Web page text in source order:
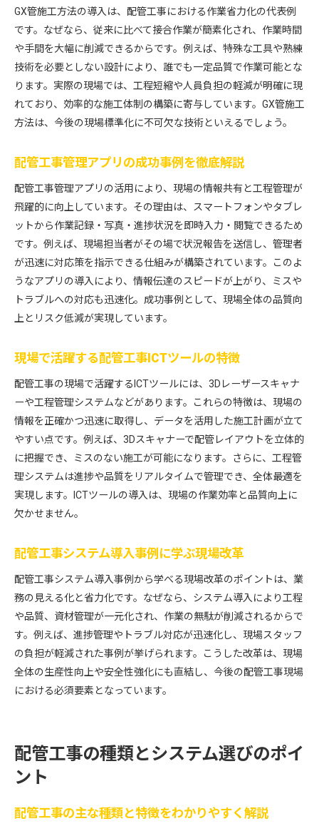
GX管施工方法の導入は、配管工事における作業省力化の代表例
です。なぜなら、従来に比べて接合作業が簡素化され、作業時間
や手間を大幅に削減できるからです。例えば、特殊な工具や熟練
技術を必要としない設計により、誰でも一定品質で作業可能とな
ります。実際の現場では、工程短縮や人員負担の軽減が明確に現
れており、効率的な施工体制の構築に寄与しています。GX管施工
方法は、今後の現場標準化に不可欠な技術といえるでしょう。
配管工事管理アプリの成功事例を徹底解説
配管工事管理アプリの活用により、現場の情報共有と工程管理が
飛躍的に向上しています。その理由は、スマートフォンやタブレ
ットから作業記録・写真・進捗状況を即時入力・閲覧できるため
です。例えば、現場担当者がその場で状況報告を送信し、管理者
が迅速に対応策を指示できる仕組みが構築されています。このよ
うなアプリの導入により、情報伝達のスピードが上がり、ミスや
トラブルへの対応も迅速化。成功事例として、現場全体の品質向
上とリスク低減が実現しています。
現場で活躍する配管工事ICTツールの特徴
配管工事の現場で活躍するICTツールには、3Dレーザースキャナ
ーや工程管理システムなどがあります。これらの特徴は、現場の
情報を正確かつ迅速に取得し、データを活用した施工計画が立て
やすい点です。例えば、3Dスキャナーで配管レイアウトを立体的
に把握でき、ミスのない施工が可能になります。さらに、工程管
理システムは進捗や品質をリアルタイムで管理でき、全体最適を
実現します。ICTツールの導入は、現場の作業効率と品質向上に
欠かせません。
配管工事システム導入事例に学ぶ現場改革
配管工事システム導入事例から学べる現場改革のポイントは、業
務の見える化と省力化です。なぜなら、システム導入により工程
や品質、資材管理が一元化され、作業の無駄が削減されるからで
す。例えば、進捗管理やトラブル対応が迅速化し、現場スタッフ
の負担が軽減された事例が挙げられます。こうした改革は、現場
全体の生産性向上や安全性強化にも直結し、今後の配管工事現場
における必須要素となっています。
配管工事の種類とシステム選びのポイ
ント
配管工事の主な種類と特徴をわかりやすく解説